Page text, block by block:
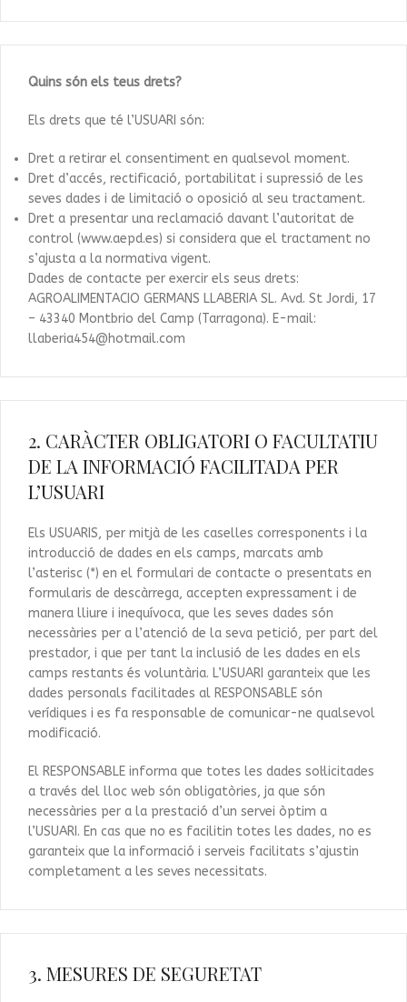
Quins són els teus drets?
Els drets que té l’USUARI són:
Dret a retirar el consentiment en qualsevol moment.
Dret d’accés, rectificació, portabilitat i supressió de les
seves dades i de limitació o oposició al seu tractament.
Dret a presentar una reclamació davant l’autoritat de
control (www.aepd.es) si considera que el tractament no
s’ajusta a la normativa vigent.
Dades de contacte per exercir els seus drets:
AGROALIMENTACIO GERMANS LLABERIA SL. Avd. St Jordi, 17
– 43340 Montbrio del Camp (Tarragona). E-mail:
llaberia454@hotmail.com
2. CARÀCTER OBLIGATORI O FACULTATIU
DE LA INFORMACIÓ FACILITADA PER
L’USUARI
Els USUARIS, per mitjà de les caselles corresponents i la
introducció de dades en els camps, marcats amb
l’asterisc (*) en el formulari de contacte o presentats en
formularis de descàrrega, accepten expressament i de
manera lliure i inequívoca, que les seves dades són
necessàries per a l’atenció de la seva petició, per part del
prestador, i que per tant la inclusió de les dades en els
camps restants és voluntària. L’USUARI garanteix que les
dades personals facilitades al RESPONSABLE són
verídiques i es fa responsable de comunicar-ne qualsevol
modificació.
El RESPONSABLE informa que totes les dades sol·licitades
a través del lloc web són obligatòries, ja que són
necessàries per a la prestació d’un servei òptim a
l’USUARI. En cas que no es facilitin totes les dades, no es
garanteix que la informació i serveis facilitats s’ajustin
completament a les seves necessitats.
3. MESURES DE SEGURETAT